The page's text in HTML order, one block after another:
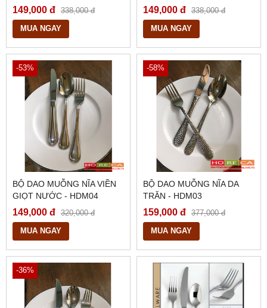
HDM06
149,000 đ 338,000 đ
MUA NGAY
HDM05
149,000 đ 338,000 đ
MUA NGAY
-53%
BỘ DAO MUỖNG NĨA VIỀN
GIỌT NƯỚC - HDM04
149,000 đ 320,000 đ
MUA NGAY
-58%
BỘ DAO MUỖNG NĨA DA
TRĂN - HDM03
159,000 đ 377,000 đ
MUA NGAY
-36%